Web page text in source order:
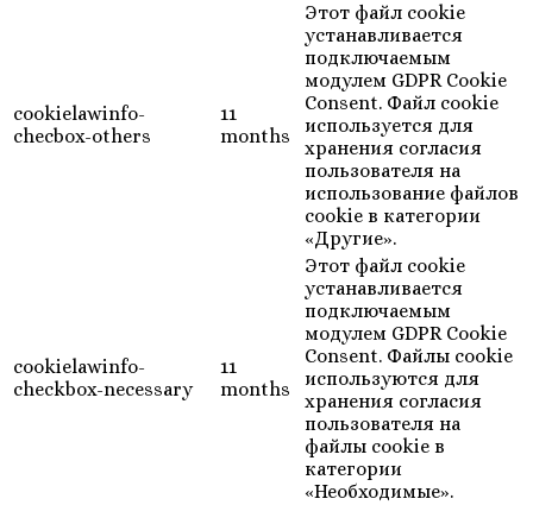
cookielawinfo-
checbox-others
11
months
Этот файл cookie
устанавливается
подключаемым
модулем GDPR Cookie
Consent. Файл cookie
используется для
хранения согласия
пользователя на
использование файлов
cookie в категории
«Другие».
cookielawinfo-
checkbox-necessary
11
months
Этот файл cookie
устанавливается
подключаемым
модулем GDPR Cookie
Consent. Файлы cookie
используются для
хранения согласия
пользователя на
файлы cookie в
категории
«Необходимые».